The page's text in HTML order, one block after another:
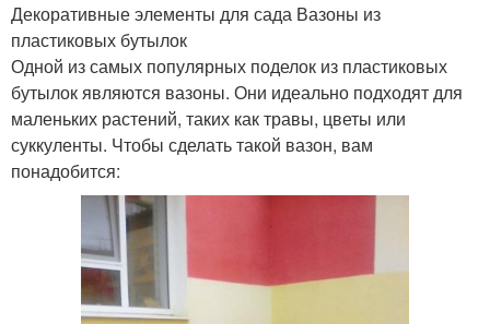
Декоративные элементы для сада Вазоны из
пластиковых бутылок
Одной из самых популярных поделок из пластиковых
бутылок являются вазоны. Они идеально подходят для
маленьких растений, таких как травы, цветы или
суккуленты. Чтобы сделать такой вазон, вам
понадобится: